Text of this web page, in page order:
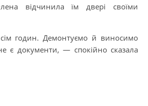
відчинила їм двері своїми
годин. Демонтуємо й виносимо
є документи, — спокійно сказала